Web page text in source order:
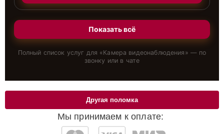
Показать всё
Полный список услуг для «Камера видеонаблюдения » — по
звонку или в чате
Мы принимаем к оплате:
Другая поломка